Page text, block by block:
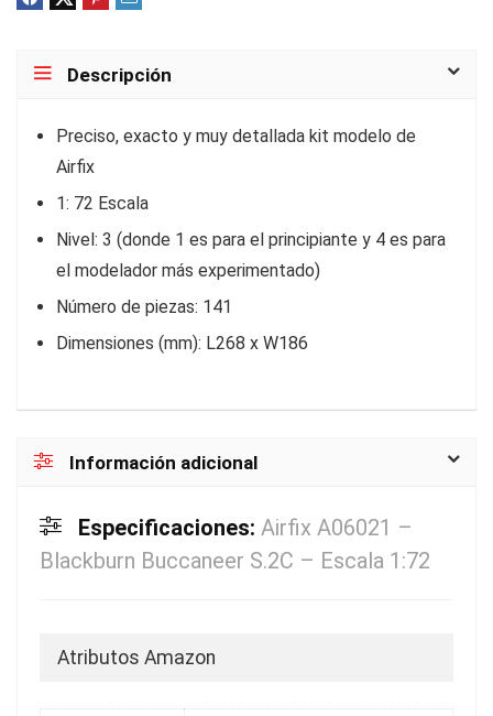
Descripción
Preciso, exacto y muy detallada kit modelo de
Airfix
1: 72 Escala
Nivel: 3 (donde 1 es para el principiante y 4 es para
el modelador más experimentado)
Número de piezas: 141
Dimensiones (mm): L268 x W186
Información adicional
Especificaciones: Airfix A06021 –
Blackburn Buccaneer S.2C – Escala 1:72
Atributos Amazon